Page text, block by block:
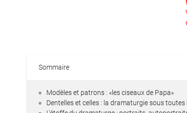
Sommaire
Modèles et patrons : «les ciseaux de Papa»
Dentelles et celles : la dramaturgie sous